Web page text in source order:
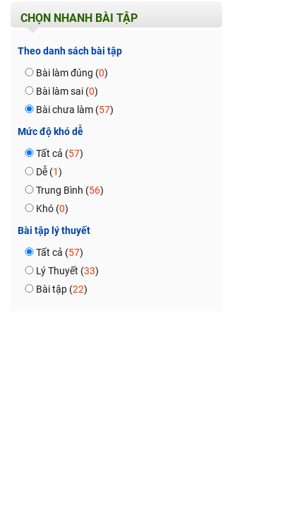
CHỌN NHANH BÀI TẬP
Theo danh sách bài tập
Bài làm đúng (0)
Bài làm sai (0)
Bài chưa làm (57)
Mức độ khó dễ
Tất cả (57)
Dễ (1)
Trung Bình (56)
Khó (0)
Bài tập lý thuyết
Tất cả (57)
Lý Thuyết (33)
Bài tập (22)